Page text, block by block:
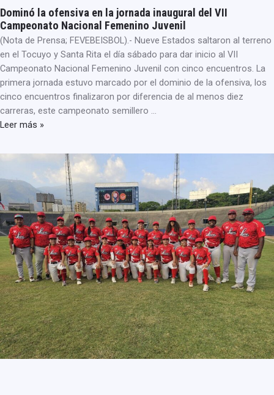
Dominó la ofensiva en la jornada inaugural del VII
Campeonato Nacional Femenino Juvenil
(Nota de Prensa; FEVEBEISBOL).- Nueve Estados saltaron al terreno
en el Tocuyo y Santa Rita el día sábado para dar inicio al VII
Campeonato Nacional Femenino Juvenil con cinco encuentros. La
primera jornada estuvo marcado por el dominio de la ofensiva, los
cinco encuentros finalizaron por diferencia de al menos diez
carreras, este campeonato semillero …
Leer más »